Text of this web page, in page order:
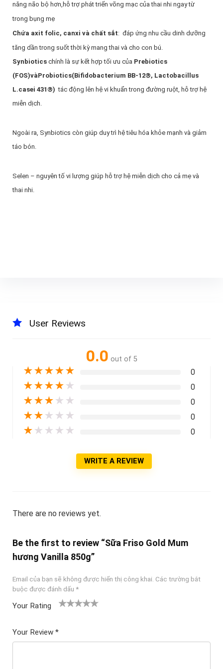
năng não bộ hơn,hỗ trợ phát triển võng mạc của thai nhi ngay từ
trong bụng mẹ
Chứa axit folic, canxi và chất sắt: đáp ứng nhu cầu dinh dưỡng
tăng dần trong suốt thời kỳ mang thai và cho con bú.
Synbioticschính là sự kết hợp tối ưu của Prebiotics
(FOS)vàProbiotics(Bifidobacterium BB-12®, Lactobacillus
L.casei 431®) tác động lên hệ vi khuẩn trong đường ruột, hỗ trợ hệ
miễn dịch.
Ngoài ra, Synbiotics còn giúp duy trì hệ tiêu hóa khỏe mạnh và giảm
táo bón.
Selen – nguyên tố vi lượng giúp hỗ trợ hệ miễn dịch cho cả mẹ và
thai nhi.
User Reviews
0.0 out of 5
★★★★★ 0
★★★★ ★ 0
★★★ ★ ★ 0
★★ ★ ★ ★ 0
★ ★ ★ ★ ★ 0
WRITE A REVIEW
There are no reviews yet.
Be the first to review “Sữa Friso Gold Mum
hương Vanilla 850g”
Email của bạn sẽ không được hiển thị công khai. Các trường bắt
buộc được đánh dấu *
Your Rating
ê
5
Your Review *